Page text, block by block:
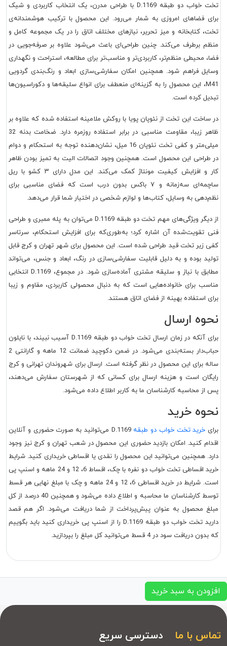
تخت خواب دو طبقه D.1169 با طراحی مدرن، یک انتخاب کاربردی و شیک
برای فضاهای امروزی به شمار می‌رود. این محصول با ترکیب هوشمندانه‌ی
تخت، کتابخانه و میز تحریر، نیازهای مختلف اتاق را در یک مجموعه کامل و
منظم برطرف می‌کند. چنین طراحی‌ای باعث می‌شود علاوه بر صرفه‌جویی در
فضا، محیطی منظم‌تر، کاربردی‌تر و مناسب‌تر برای مطالعه، استراحت و نگهداری
وسایل فراهم شود. همچنین امکان سفارشی‌سازی ابعاد و رنگ‌بندی گردویی
M41، این محصول را به گزینه‌ای منعطف برای انواع سلیقه‌ها و دکوراسیون‌ها
تبدیل کرده است.
در ساخت این تخت از نئوپان پویا با روکش ملامینه استفاده شده که علاوه بر
ظاهر زیبا، مقاومت مناسبی در برابر استفاده روزمره دارد. ضخامت بدنه 32
میلی‌متر و کفی تخت نئوپان 16 میل، نشان‌دهنده توجه به استحکام و دوام
در طراحی این محصول است. همچنین وجود اتصالات الیت به تمیز بودن ظاهر
کار و افزایش کیفیت مونتاژ کمک می‌کند. این مدل دارای ۳ کشو با ریل
ساچمه‌ای سه‌زمانه و ۷ باکس بدون درب است که فضای مناسبی برای
نظم‌دهی به وسایل، کتاب‌ها و لوازم شخصی در اختیار شما قرار می‌دهد.
از دیگر ویژگی‌های مهم تخت دو طبقه D.1169 می‌توان به پله ممبری و طراحی
فنی تقویت‌شده آن اشاره کرد؛ به‌طوری‌که برای افزایش استحکام، سرتاسر
کفی زیر تخت قید طراحی شده است. این محصول برای شهر تهران و کرج قابل
تولید بوده و به دلیل قابلیت سفارشی‌سازی در رنگ، ابعاد و جنس، می‌تواند
مطابق با نیاز و سلیقه مشتری آماده‌سازی شود. در مجموع، D.1169 انتخابی
مناسب برای خانواده‌هایی است که به دنبال محصولی کاربردی، مقاوم و زیبا
برای استفاده بهینه از فضای اتاق هستند.
نحوه ارسال
برای آنکه در زمان ارسال تخت خواب دو طبقه D.1169 آسیب نبیند، با نایلون
حباب‌دار بسته‌بندی می‌شود. در ضمن دکوچید ضمانت 12 ماهه و گارانتی 2
ساله برای این محصول در نظر گرفته است. ارسال برای شهروندان تهرانی و کرج
رایگان است و هزینه ارسال برای کسانی که از شهرستان سفارش می‌دهند،
پس از محاسبه کارشناسان ما به کاربر اطلاع داده می‌شود.
نحوه خرید
برای خرید تخت خواب دو طبقه
D.1169 می‌توانید به صورت حضوری و آنلاین
اقدام کنید. امکان بازدید حضوری این محصول در شعب تهران و کرج نیز وجود
دارد. همچنین می‌توانید این محصول را نقدی یا اقساطی خریداری کنید. شرایط
خرید اقساطی تخت خواب دو نفره با چک، اقساط 6، 12 و 24 ماهه و اسنپ پی
است. شرایط در خرید اقساطی 6، 12 و 24 ماهه و چک با مبلغ نهایی هر قسط
توسط کارشناسان ما محاسبه و اطلاع داده می‌شود و همچنین 40 درصد از کل
مبلغ محصول به عنوان پیش‌پرداخت از شما دریافت می‌شود. اگر هم قصد
دارید تخت خواب دو طبقه D.1169 را از اسنپ پی خریداری کنید باید بگوییم
که بدون دریافت سود در 4 قسط می‌توانید کل مبلغ را بپردازید.
افزودن به سبد خرید
تماس با ما دسترسی سریع